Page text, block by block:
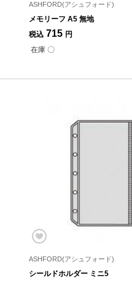
ASHFORD(アシュフォード)
メモリーフ A5 無地
税込 715 円
在庫 〇
ASHFORD(アシュフォード)
シールドホルダー ミニ5